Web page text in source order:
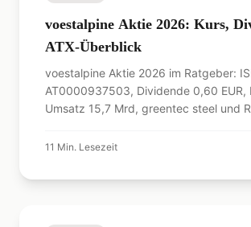
voestalpine Aktie 2026: Kurs,
ATX-Überblick
voestalpine Aktie 2026 im Ratgeber:
AT0000937503, Dividende 0,60 EUR,
Umsatz 15,7 Mrd, greentec steel und
11 Min. Lesezeit